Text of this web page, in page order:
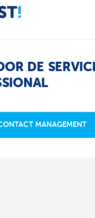
DE
MANAGEMENT